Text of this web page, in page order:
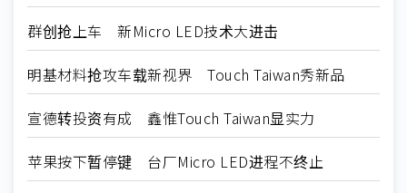
群创抢上车 新Micro LED技术大进击
明基材料抢攻车载新视界 Touch Taiwan秀新品
宣德转投资有成 鑫惟Touch Taiwan显实力
苹果按下暂停键 台厂Micro LED进程不终止